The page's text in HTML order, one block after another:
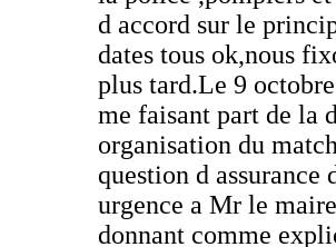
d accord sur le
dates tous ok,nous
plus tard.Le 9
me faisant part de la
organisation du
question d assurance
urgence a Mr le
donnant comme